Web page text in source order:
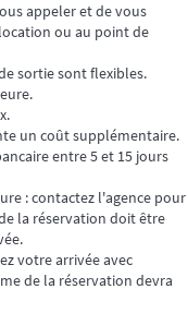
appeler et de vous
ou au point de
sortie sont flexibles.
un coût supplémentaire.
entre 5 et 15 jours
: contactez l'agence pour
la réservation doit être
votre arrivée avec
de la réservation devra